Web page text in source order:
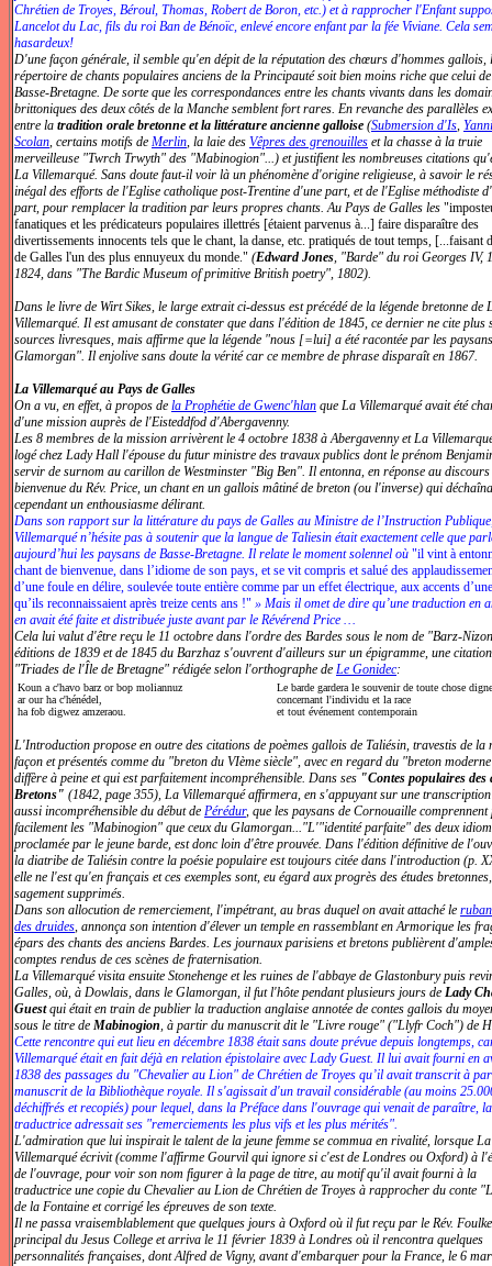
Chrétien de Troyes, Béroul, Thomas, Robert de Boron, etc.) et à rapprocher l'Enfant
Lancelot du Lac, fils du roi Ban de Bénoïc, enlevé encore enfant par la fée Viviane. Cela
hasardeux!
D'une façon générale, il semble qu'en dépit de la réputation des chœurs d'hommes gallois,
répertoire de chants populaires anciens de la Principauté soit bien moins riche que celui
Basse-Bretagne. De sorte que les correspondances entre les chants vivants dans les
brittoniques des deux côtés de la Manche semblent fort rares. En revanche des parallèles
entre la tradition orale bretonne et la littérature ancienne galloise (Submersion d'Is,
Scolan, certains motifs de Merlin, la laie des Vêpres des grenouilles et la chasse à la truie
merveilleuse "Twrch Trwyth" des "Mabinogion"...) et justifient les nombreuses citations
La Villemarqué. Sans doute faut-il voir là un phénomène d'origine religieuse, à savoir le
inégal des efforts de l'Eglise catholique post-Trentine d'une part, et de l'Eglise méthodiste
part, pour remplacer la tradition par leurs propres chants. Au Pays de Galles les
fanatiques et les prédicateurs populaires illettrés [étaient parvenus à...] faire disparaître des
divertissements innocents tels que le chant, la danse, etc. pratiqués de tout temps, [...faisant
de Galles l'un des plus ennuyeux du monde." (Edward Jones, "Barde" du roi Georges IV,
1824, dans "The Bardic Museum of primitive British poetry", 1802).
Dans le livre de Wirt Sikes, le large extrait ci-dessus est précédé de la légende bretonne de
Villemarqué. Il est amusant de constater que dans l'édition de 1845, ce dernier ne cite plus
sources livresques, mais affirme que la légende "nous [=lui] a été racontée par les
Glamorgan". Il enjolive sans doute la vérité car ce membre de phrase disparaît en 1867.
La Villemarqué au Pays de Galles
On a vu, en effet, à propos de la Prophétie de Gwenc'hlan que La Villemarqué avait été
d'une mission auprès de l'Eisteddfod d'Abergavenny.
Les 8 membres de la mission arrivèrent le 4 octobre 1838 à Abergavenny et La
logé chez Lady Hall l'épouse du futur ministre des travaux publics dont le prénom
servir de surnom au carillon de Westminster "Big Ben". Il entonna, en réponse au discours
bienvenue du Rév. Price, un chant en un gallois mâtiné de breton (ou l'inverse) qui déchaîna
cependant un enthousiasme délirant.
Dans son rapport sur la littérature du pays de Galles au Ministre de l’Instruction
Villemarqué n’hésite pas à soutenir que la langue de Taliesin était exactement celle que
aujourd’hui les paysans de Basse-Bretagne. Il relate le moment solennel où "il vint à
chant de bienvenue, dans l’idiome de son pays, et se vit compris et salué des
d’une foule en délire, soulevée toute entière comme par un effet électrique, aux accents
qu’ils reconnaissaient après treize cents ans !" » Mais il omet de dire qu’une traduction en
en avait été faite et distribuée juste avant par le Révérend Price …
Cela lui valut d'être reçu le 11 octobre dans l'ordre des Bardes sous le nom de "Barz-
éditions de 1839 et de 1845 du Barzhaz s'ouvrent d'ailleurs sur un épigramme, une
"Triades de l'Île de Bretagne" rédigée selon l'orthographe de Le Gonidec:
Koun a c'havo barz or bop moliannuz
ar our ha c'hénédel,
ha fob digwez amzeraou.
Le barde gardera le souvenir de toute chose
concernant l'individu et la race
et tout événement contemporain
L'Introduction propose en outre des citations de poèmes gallois de Taliésin, travestis de la
façon et présentés comme du "breton du VIème siècle", avec en regard du "breton
diffère à peine et qui est parfaitement incompréhensible. Dans ses "Contes populaires des
Bretons" (1842, page 355), La Villemarqué affirmera, en s'appuyant sur une
aussi incompréhensible du début de Pérédur, que les paysans de Cornouaille comprennent
facilement les "Mabinogion" que ceux du Glamorgan..."L'"identité parfaite" des deux
proclamée par le jeune barde, est donc loin d'être prouvée. Dans l'édition définitive de
la diatribe de Taliésin contre la poésie populaire est toujours citée dans l'introduction (p.
elle ne l'est qu'en français et ces exemples sont, eu égard aux progrès des études bretonnes,
sagement supprimés.
Dans son allocution de remerciement, l'impétrant, au bras duquel on avait attaché le
des druides, annonça son intention d'élever un temple en rassemblant en Armorique les
épars des chants des anciens Bardes. Les journaux parisiens et bretons publièrent
comptes rendus de ces scènes de fraternisation.
La Villemarqué visita ensuite Stonehenge et les ruines de l'abbaye de Glastonbury puis
Galles, où, à Dowlais, dans le Glamorgan, il fut l'hôte pendant plusieurs jours de Lady
Guestqui était en train de publier la traduction anglaise annotée de contes gallois du
sous le titre de Mabinogion, à partir du manuscrit dit le "Livre rouge" ("Llyfr Coch") de
Cette rencontre qui eut lieu en décembre 1838 était sans doute prévue depuis longtemps,
Villemarqué était en fait déjà en relation épistolaire avec Lady Guest. Il lui avait fourni en
1838 des passages du "Chevalier au Lion" de Chrétien de Troyes qu’il avait transcrit à
manuscrit de la Bibliothèque royale. Il s'agissait d'un travail considérable (au moins
déchiffrés et recopiés) pour lequel, dans la Préface dans l'ouvrage qui venait de paraître, la
traductrice adressait ses "remerciements les plus vifs et les plus mérités".
L'admiration que lui inspirait le talent de la jeune femme se commua en rivalité, lorsque La
Villemarqué écrivit (comme l'affirme Gourvil qui ignore si c'est de Londres ou Oxford) à
de l'ouvrage, pour voir son nom figurer à la page de titre, au motif qu'il avait fourni à la
traductrice une copie du Chevalier au Lion de Chrétien de Troyes à rapprocher du conte
de la Fontaine et corrigé les épreuves de son texte.
Il ne passa vraisemblablement que quelques jours à Oxford où il fut reçu par le Rév.
principal du Jesus College et arriva le 11 février 1839 à Londres où il rencontra quelques
personnalités françaises, dont Alfred de Vigny, avant d'embarquer pour la France, le 6